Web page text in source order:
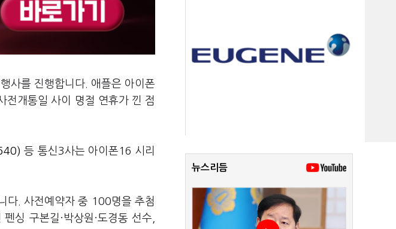
사를 진행합니다. 애플은 아이폰
전개통일 사이 명절 연휴가 낀 점
등 통신3사는 아이폰16 시리
다. 사전예약자 중 100명을 추첨
싱 구본길·박상원·도경동 선수,
뉴스리듬